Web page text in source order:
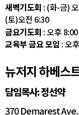
새벽기도회 : (화-금)
(토)오전 6:30
금요기도회 : 오후 8:00
교육부 금요 모임 : 오
뉴저지 하베스
담임목사: 정선약
370 Demarest